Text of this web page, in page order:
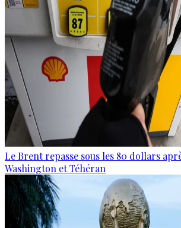
Le Brent repasse sous les 80 dollars
Washington et Téhéran